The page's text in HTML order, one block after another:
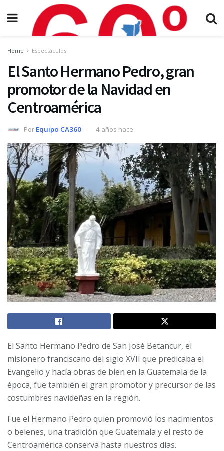
Home Espectáculos
El Santo Hermano Pedro, gran
promotor de la Navidad en
Centroamérica
Por Equipo CA360 4 años hace
El Santo Hermano Pedro de San José Betancur, el
misionero franciscano del siglo XVII que predicaba el
Evangelio y hacía obras de bien en la Guatemala de la
época, fue también el gran promotor y precursor de las
costumbres navideñas en la región.
Fue el Hermano Pedro quien promovió los nacimientos
o belenes, una tradición que Guatemala y el resto de
Centroamérica conserva hasta nuestros días.